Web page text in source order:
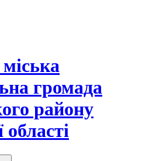
громада
району
області